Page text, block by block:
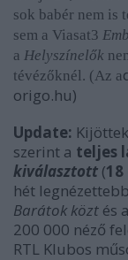
sok babér nem is
sem a Viasat3
a Helyszínelők
tévézőknél. (Az a
origo.hu)
Update:
szerint a teljes
kiválasztott (
hét
Barátok közt és a
200 000 néző
RTL Klubos